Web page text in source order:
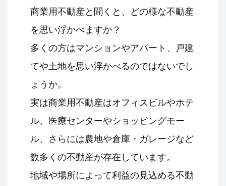
商業用不動産と聞くと、どの様な不動産
を思い浮かべますか？
多くの方はマンションやアパート、戸建
てや土地を思い浮かべるのではないでし
ょうか。
実は商業用不動産はオフィスビルやホテ
ル、医療センターやショッピングモー
ル、さらには農地や倉庫・ガレージなど
数多くの不動産が存在しています。
地域や場所によって利益の見込める不動